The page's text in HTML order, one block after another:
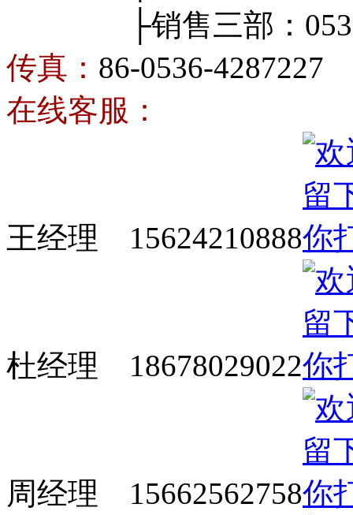
├销售三部：0536-
传真： 86-0536-4287227
在线客服：
王经理 15624210888
杜经理 18678029022
周经理 15662562758